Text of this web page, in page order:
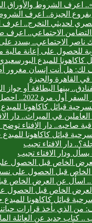
اعرف الشروط والأوراق
الجيزة.. اعرف
لحديثي التخرج..
الاجتماعي.. يسدد على 3
للحصول على إعانة مالية
كاكاهونا للمبدع
لك: هل أنت إنسان مغرور
بينها البطاقة أو جواز
احصل عليه خلال 24 ساعة
قبائل كاكاهونا
في الميراث.. دار
صاحبه.. دار الإفتاء
قبائل كاكاهونا
دار الافتاء تجيب
ودار الافتاء تجيب
الخاص قبل الحصول
قبل الحصول على
.. اسأل عن العرض الخاص
الخاص قبل الحصول
قبائل كاكاهونا
من الذي يأخذ قرارات
.. كتاب جديد عن العائلة